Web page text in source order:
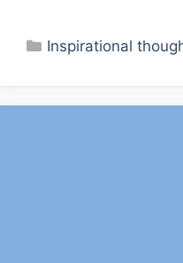
Categories
Inspirational